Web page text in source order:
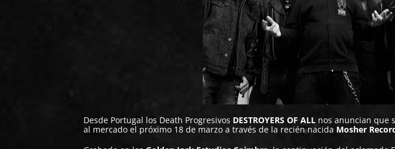
Desde Portugal los Death Progresivos DESTROYERS OF ALL nos anuncian que
al mercado el próximo 18 de marzo a través de la recién nacida Mosher